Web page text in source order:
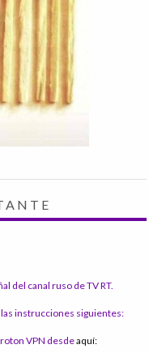
del canal ruso de TV RT.
instrucciones siguientes:
VPN desdeaquí: